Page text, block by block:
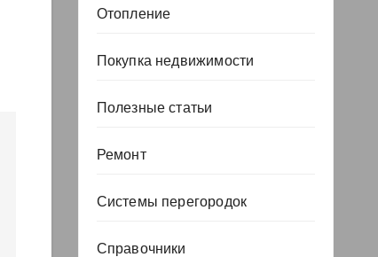
Отопление
Покупка недвижимости
Полезные статьи
Ремонт
Системы перегородок
Справочники